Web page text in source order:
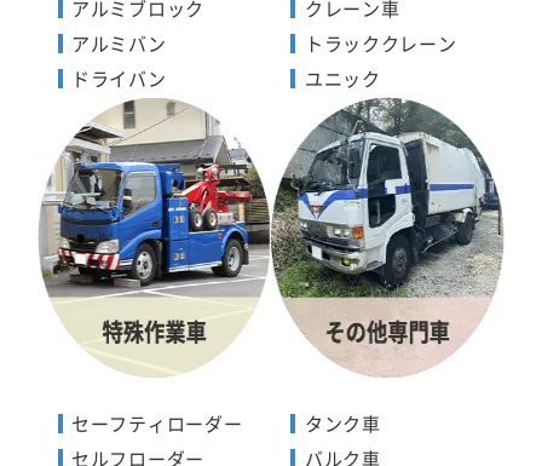
アルミブロック
アルミバン
ドライバン
クレーン車
トラッククレーン
ユニック
セーフティローダー
セルフローダー
タンク車
バルク車